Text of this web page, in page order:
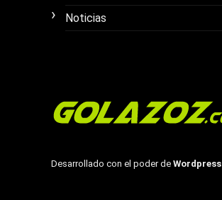
Noticias
Desarrollado con el poder de Wordpress